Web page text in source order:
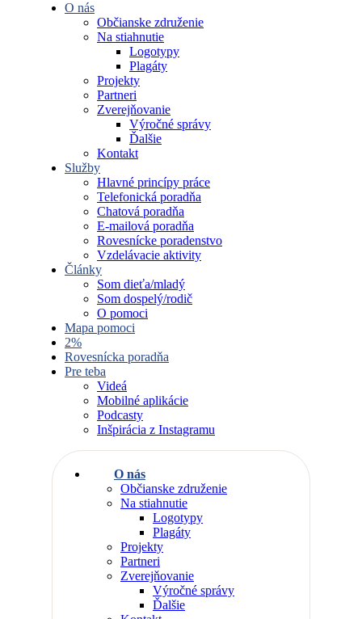
O nás
Občianske združenie
Na stiahnutie
Logotypy
Plagáty
Projekty
Partneri
Zverejňovanie
Výročné správy
Ďalšie
Kontakt
Služby
Hlavné princípy práce
Telefonická poradňa
Chatová poradňa
E-mailová poradňa
Rovesnícke poradenstvo
Vzdelávacie aktivity
Články
Som dieťa/mladý
Som dospelý/rodič
O pomoci
Mapa pomoci
2%
Rovesnícka poradňa
Pre teba
Videá
Mobilné aplikácie
Podcasty
Inšpirácia z Instagramu
O nás
Občianske združenie
Na stiahnutie
Logotypy
Plagáty
Projekty
Partneri
Zverejňovanie
Výročné správy
Ďalšie